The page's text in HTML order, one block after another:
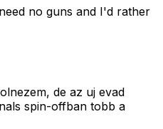
no guns and I'd rather
de az uj evad
spin-offban tobb a